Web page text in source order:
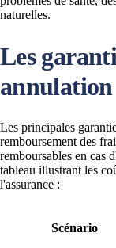
naturelles.
Les
annulation
Les principales
remboursement des
remboursables en cas
tableau illustrant les
l'assurance :
Scénario